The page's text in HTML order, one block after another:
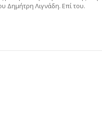
Δημήτρη Λιγνάδη. Επί του.